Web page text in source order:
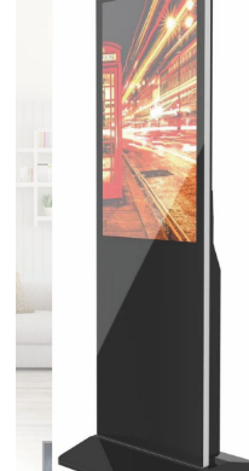
停車場周邊系列
車輪檔防撞條系列
智能電子鎖系列
電動遮陽簾系列
監控系統系列
影視對講整合系統系列
數位看板系列